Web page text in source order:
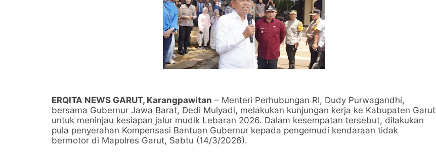
​ERQITA NEWS GARUT, Karangpawitan – Menteri Perhubungan RI, Dudy Purwagandhi,
bersama Gubernur Jawa Barat, Dedi Mulyadi, melakukan kunjungan kerja ke Kabupaten Garut
untuk meninjau kesiapan jalur mudik Lebaran 2026. Dalam kesempatan tersebut, dilakukan
pula penyerahan Kompensasi Bantuan Gubernur kepada pengemudi kendaraan tidak
bermotor di Mapolres Garut, Sabtu (14/3/2026).